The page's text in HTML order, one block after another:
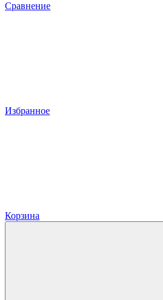
Сравнение
Избранное
Корзина